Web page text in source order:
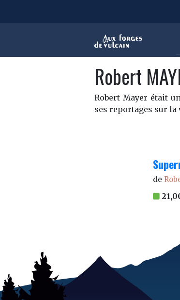
Robert
Robert Mayer était
ses reportages sur la
de